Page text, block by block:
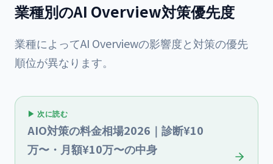
業種別のAI Overview対策優先度
業種によってAI Overviewの影響度と対策の優先
順位が異なります。
▶ 次に読む
AIO対策の料金相場2026｜診断¥10
万〜・月額¥10万〜の中身